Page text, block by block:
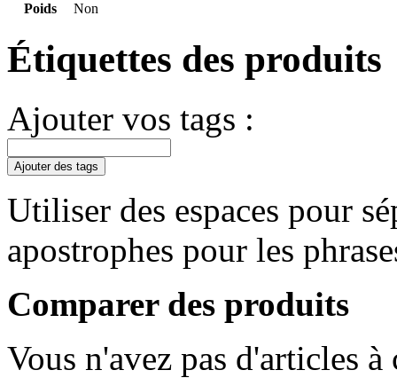
Poids
Non
Étiquettes des produits
Ajouter vos tags :
Ajouter des tags
Utiliser des espaces pour
apostrophes pour les
Comparer des produits
Vous n'avez pas d'articles à